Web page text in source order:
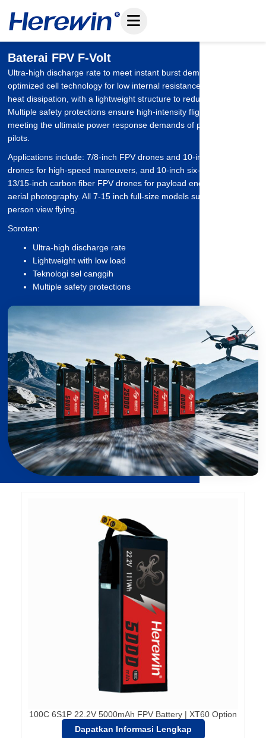
konten
Baterai FPV F-Volt
Ultra-high discharge rate to meet instant burst demands,
optimized cell technology for low internal resistance and efficient
heat dissipation, with a lightweight structure to reduce flight load.
Multiple safety protections ensure high-intensity flight stability,
meeting the ultimate power response demands of professional
pilots.
Applications include: 7/8-inch FPV drones and 10-inch X8 FPV
drones for high-speed maneuvers, and 10-inch six-axis and
13/15-inch carbon fiber FPV drones for payload endurance in
aerial photography. All 7-15 inch full-size models support FPV first-
person view flying.
Sorotan:
Ultra-high discharge rate
Lightweight with low load
Teknologi sel canggih
Multiple safety protections
100C 6S1P 22.2V 5000mAh FPV Battery | XT60 Option
Dapatkan Informasi Lengkap